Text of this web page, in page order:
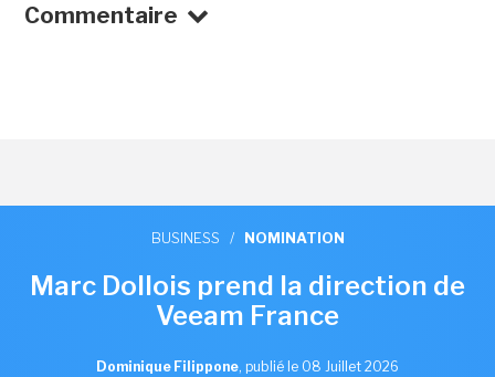
Commentaire
BUSINESS / NOMINATION
Marc Dollois prend la direction de
Veeam France
Dominique Filippone, publié le 08 Juillet 2026